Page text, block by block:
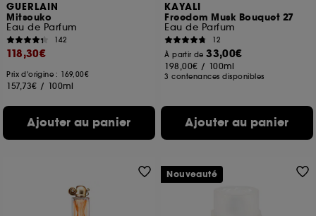
GUERLAIN
Mitsouko
Eau de Parfum
142
118,30€
Prix d'origine : 169,00€
157,73€ / 100ml
Ajouter au panier
KAYALI
Freedom Musk Bouquet 27
Eau de Parfum
12
À partir de33,00€
198,00€ / 100ml
3 contenances disponibles
Ajouter au panier
Nouveauté